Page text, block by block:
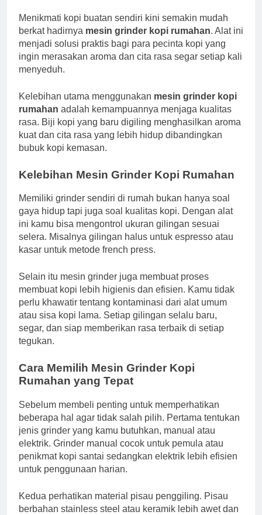
Menikmati kopi buatan sendiri kini semakin mudah
berkat hadirnya mesin grinder kopi rumahan. Alat ini
menjadi solusi praktis bagi para pecinta kopi yang
ingin merasakan aroma dan cita rasa segar setiap kali
menyeduh.
Kelebihan utama menggunakan mesin grinder kopi
rumahan adalah kemampuannya menjaga kualitas
rasa. Biji kopi yang baru digiling menghasilkan aroma
kuat dan cita rasa yang lebih hidup dibandingkan
bubuk kopi kemasan.
Kelebihan Mesin Grinder Kopi Rumahan
Memiliki grinder sendiri di rumah bukan hanya soal
gaya hidup tapi juga soal kualitas kopi. Dengan alat
ini kamu bisa mengontrol ukuran gilingan sesuai
selera. Misalnya gilingan halus untuk espresso atau
kasar untuk metode french press.
Selain itu mesin grinder juga membuat proses
membuat kopi lebih higienis dan efisien. Kamu tidak
perlu khawatir tentang kontaminasi dari alat umum
atau sisa kopi lama. Setiap gilingan selalu baru,
segar, dan siap memberikan rasa terbaik di setiap
tegukan.
Cara Memilih Mesin Grinder Kopi
Rumahan yang Tepat
Sebelum membeli penting untuk memperhatikan
beberapa hal agar tidak salah pilih. Pertama tentukan
jenis grinder yang kamu butuhkan, manual atau
elektrik. Grinder manual cocok untuk pemula atau
penikmat kopi santai sedangkan elektrik lebih efisien
untuk penggunaan harian.
Kedua perhatikan material pisau penggiling. Pisau
berbahan stainless steel atau keramik lebih awet dan